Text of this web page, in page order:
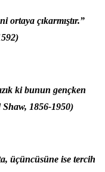
ortaya çıkarmıştır.”
ki bunun gençken
Shaw, 1856-1950)
üçüncüsüne ise tercih